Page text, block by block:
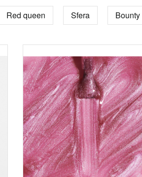
Red queen Sfera Bounty